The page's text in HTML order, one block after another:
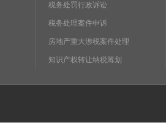
税务处罚行政诉讼
税务处理案件申诉
房地产重大涉税案件处理
知识产权转让纳税筹划